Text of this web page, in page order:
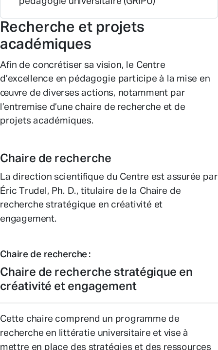
Recherche et projets
académiques
Afin de concrétiser sa vision, le Centre
d’excellence en pédagogie participe à la mise en
œuvre de diverses actions, notamment par
l’entremise d’une chaire de recherche et de
projets académiques.
Chaire de recherche
La direction scientifique du Centre est assurée par
Éric Trudel, Ph. D., titulaire de la Chaire de
recherche stratégique en créativité et
engagement.
Chaire de recherche :
Chaire de recherche stratégique en
créativité et engagement
Cette chaire comprend un programme de
recherche en littératie universitaire et vise à
mettre en place des stratégies et des ressources